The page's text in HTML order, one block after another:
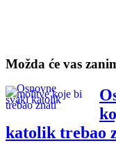
Možda će vas
katolik trebao